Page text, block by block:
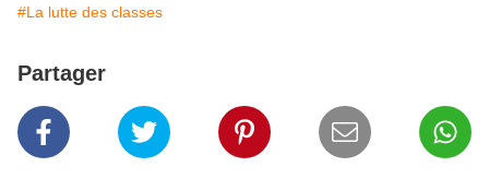
#La lutte des classes
Partager